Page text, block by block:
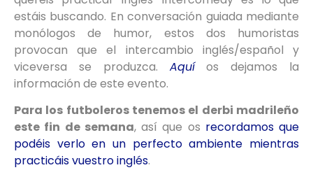
estáis buscando. En conversación guiada mediante
monólogos de humor, estos dos humoristas
provocan que el intercambio inglés/español y
viceversa se produzca. Aquíos dejamos la
información de este evento.
Para los futboleros tenemos el derbi madrileño
este fin de semana, así que os recordamos que
podéis verlo en un perfecto ambiente mientras
practicáis vuestro inglés.